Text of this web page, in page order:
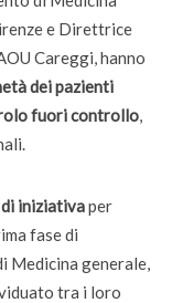
e Direttrice
Careggi, hanno
dei pazienti
fuori controllo,
iniziativaper
fase di
Medicina generale,
tra i loro